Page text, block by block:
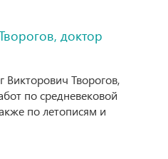
доктор
Творогов,
по средневековой
по летописям и